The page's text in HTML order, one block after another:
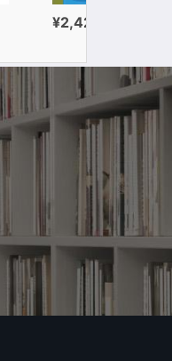
¥2,420